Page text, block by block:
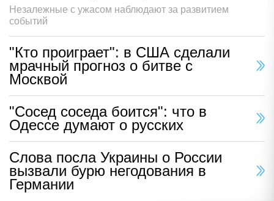
Незалежные с ужасом наблюдают за развитием
событий
"Кто проиграет": в США сделали
мрачный прогноз о битве с
Москвой
"Сосед соседа боится": что в
Одессе думают о русских
Слова посла Украины о России
вызвали бурю негодования в
Германии